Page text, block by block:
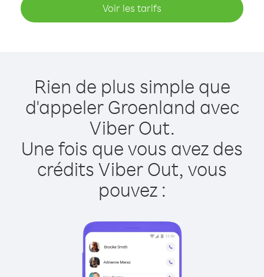
Voir les tarifs
Rien de plus simple que
d'appeler Groenland avec
Viber Out.
Une fois que vous avez des
crédits Viber Out, vous
pouvez :